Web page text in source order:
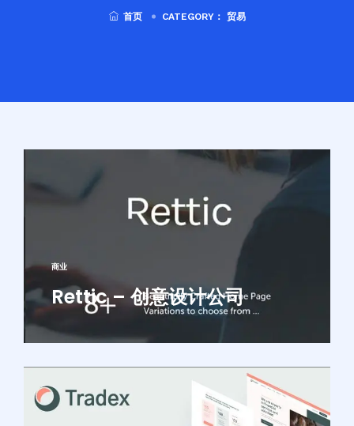
首页 CATEGORY： 贸易
商业
Rettic – 创意设计公司